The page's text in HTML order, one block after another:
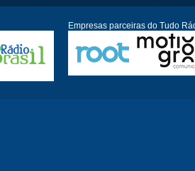
Empresas parceiras do Tudo